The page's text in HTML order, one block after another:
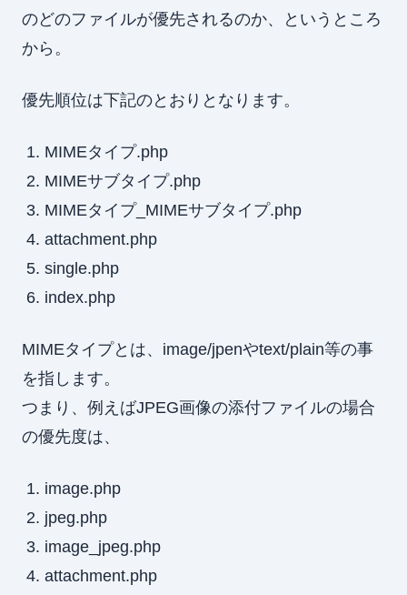
のどのファイルが優先されるのか、というところ
から。
優先順位は下記のとおりとなります。
MIMEタイプ.php
MIMEサブタイプ.php
MIMEタイプ_MIMEサブタイプ.php
attachment.php
single.php
index.php
MIMEタイプとは、image/jpenやtext/plain等の事
を指します。
つまり、例えばJPEG画像の添付ファイルの場合
の優先度は、
image.php
jpeg.php
image_jpeg.php
attachment.php